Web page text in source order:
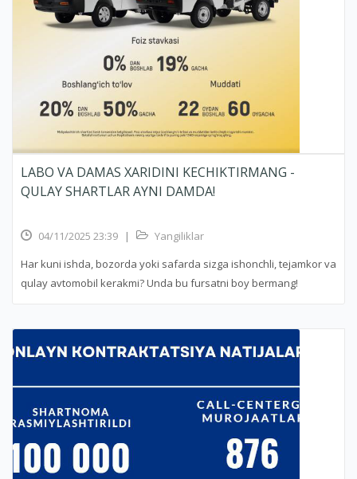
LABO VA DAMAS XARIDINI KECHIKTIRMANG -
QULAY SHARTLAR AYNI DAMDA!
04/11/2025 23:39 |
Yangiliklar
Har kuni ishda, bozorda yoki safarda sizga ishonchli, tejamkor va
qulay avtomobil kerakmi? Unda bu fursatni boy bermang!